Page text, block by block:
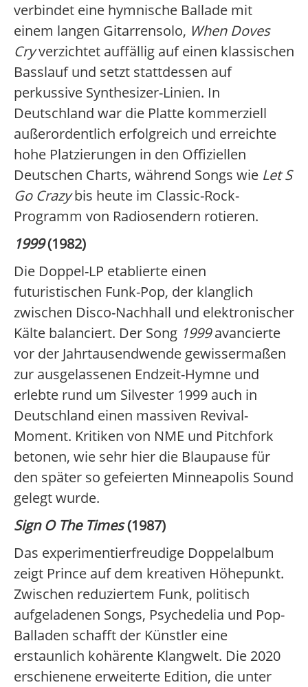
verbindet eine hymnische Ballade mit
einem langen Gitarrensolo, When Doves
Cryverzichtet auffällig auf einen klassischen
Basslauf und setzt stattdessen auf
perkussive Synthesizer-Linien. In
Deutschland war die Platte kommerziell
außerordentlich erfolgreich und erreichte
hohe Platzierungen in den Offiziellen
Deutschen Charts, während Songs wie Let S
Go Crazybis heute im Classic-Rock-
Programm von Radiosendern rotieren.
1999(1982)
Die Doppel-LP etablierte einen
futuristischen Funk-Pop, der klanglich
zwischen Disco-Nachhall und elektronischer
Kälte balanciert. Der Song 1999avancierte
vor der Jahrtausendwende gewissermaßen
zur ausgelassenen Endzeit-Hymne und
erlebte rund um Silvester 1999 auch in
Deutschland einen massiven Revival-
Moment. Kritiken von NME und Pitchfork
betonen, wie sehr hier die Blaupause für
den später so gefeierten Minneapolis Sound
gelegt wurde.
Sign O The Times(1987)
Das experimentierfreudige Doppelalbum
zeigt Prince auf dem kreativen Höhepunkt.
Zwischen reduziertem Funk, politisch
aufgeladenen Songs, Psychedelia und Pop-
Balladen schafft der Künstler eine
erstaunlich kohärente Klangwelt. Die 2020
erschienene erweiterte Edition, die unter